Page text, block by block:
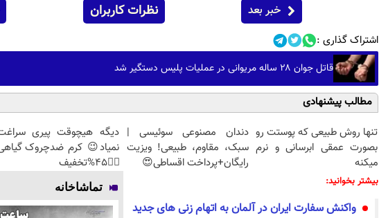
خبر بعد نظرات کاربران
اشتراک گذاری :
قاتل جوان ۲۸ ساله مریوانی در عملیات پلیس دستگیر شد
مطالب پیشنهادی
تنها روش طبیعی که پوستت رو
بصورت عمقی ابرسانی و نرم
میکنه
دندان مصنوعی سوئیسی |
سبک، مقاوم، طبیعی! ویزیت
رایگان+پرداخت اقساطی😍
دیگه هیچوقت پیری
نمیاد😉 کرم ضدچروک
👈🏻45%تخفیف
بیشتر بخوانید:
واکنش سفارت ایران در آلمان به اتهام زنی های جدید
تماشاخانه